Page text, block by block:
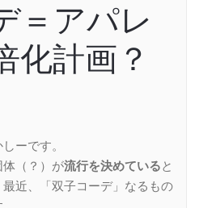
＝アパレ
化計画？
ーです。
（？）が流行を決めていると
近、「双子コーデ」なるもの